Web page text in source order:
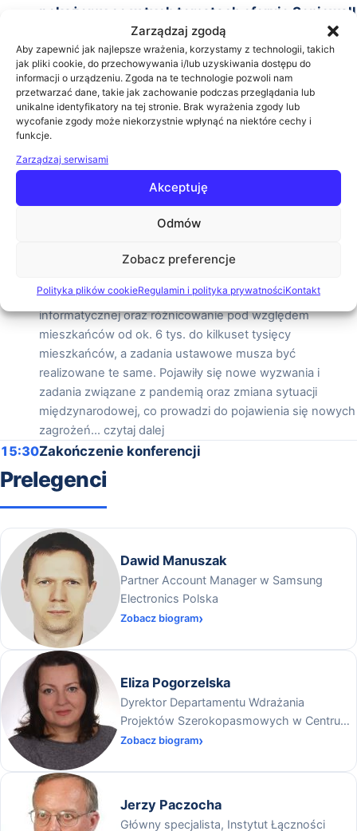
Zarządzaj zgodą
Aby zapewnić jak najlepsze wrażenia, korzystamy z technologii, takich
jak pliki cookie, do przechowywania i/lub uzyskiwania dostępu do
informacji o urządzeniu. Zgoda na te technologie pozwoli nam
przetwarzać dane, takie jak zachowanie podczas przeglądania lub
unikalne identyfikatory na tej stronie. Brak wyrażenia zgody lub
wycofanie zgody może niekorzystnie wpłynąć na niektóre cechy i
funkcje.
Zarządzaj serwisami
Akceptuję
Odmów
Zobacz preferencje
Polityka plików cookieRegulamin i polityka prywatnościKontakt
pokażemy co w tych tematach oferuje Sonicwall
dla administracji
14:30Korzyści z zastosowania technologii ICT w
Urzędzie Miejskim Wrocławia
Mariusz Kiciński (Urząd Miejski Wrocławia)
Szczegóły
15:00E-administracja w JST – w perspektywie
eksperta
Jerzy Paczocha (Stowarzyszenie Inżynierów
realizowane w perspektywie finansowej lat 2014-2020, a
rozpoczęte. W realizowanych projektach widać było
najbardziej potrzebnych do wyszukanych i infrastruktury
informatycznej oraz różnicowanie pod względem
mieszkańców od ok. 6 tys. do kilkuset tysięcy
mieszkańców, a zadania ustawowe musza być
realizowane te same. Pojawiły się nowe wyzwania i
zadania związane z pandemią oraz zmiana sytuacji
międzynarodowej, co prowadzi do pojawienia się nowych
zagrożeń... czytaj dalej
15:30Zakończenie konferencji
Prelegenci
Dawid Manuszak
Partner Account Manager w Samsung
Electronics Polska
Zobacz biogram
Eliza Pogorzelska
Dyrektor Departamentu Wdrażania
Projektów Szerokopasmowych w Centrum
Projektów Polska Cyfrowa
Zobacz biogram
Jerzy Paczocha
Główny specjalista, Instytut Łączności